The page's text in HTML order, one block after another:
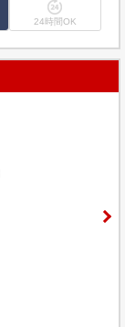
24時間OK